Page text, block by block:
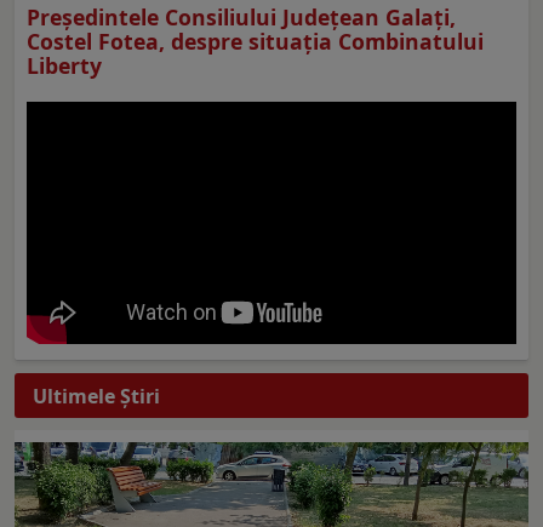
Preşedintele Consiliului Judeţean Galaţi,
Costel Fotea, despre situaţia Combinatului
Liberty
Ultimele Ştiri